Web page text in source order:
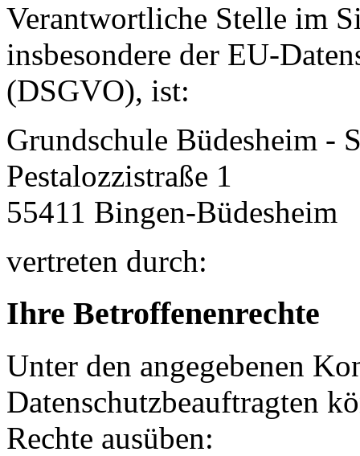
Verantwortliche Stelle im
insbesondere der EU-
(DSGVO), ist:
Grundschule Büdesheim -
Pestalozzistraße 1
55411 Bingen-Büdesheim
vertreten durch:
Ihre Betroffenenrechte
Unter den angegebenen
Datenschutzbeauftragten
Rechte ausüben: